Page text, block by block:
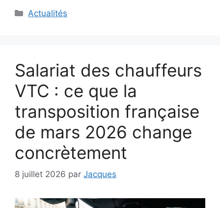
Catégories
Actualités
Salariat des chauffeurs
VTC : ce que la
transposition française
de mars 2026 change
concrètement
8 juillet 2026 par Jacques